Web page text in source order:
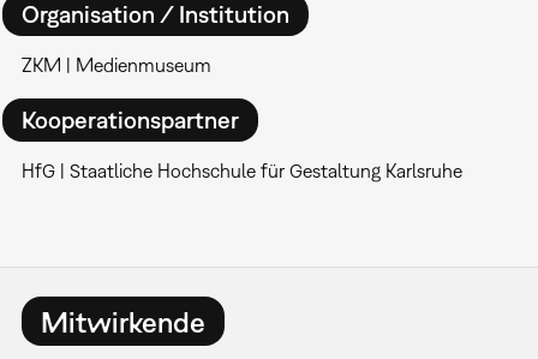
Organisation / Institution
ZKM | Medienmuseum
Kooperationspartner
HfG | Staatliche Hochschule für Gestaltung Karlsruhe
Mitwirkende